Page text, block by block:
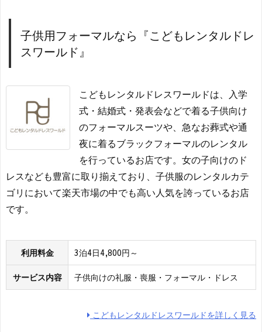
子供用フォーマルなら『こどもレンタルドレ
スワールド』
こどもレンタルドレスワールドは、入学
式・結婚式・発表会などで着る子供向け
のフォーマルスーツや、急なお葬式や通
夜に着るブラックフォーマルのレンタル
を行っているお店です。女の子向けのド
レスなども豊富に取り揃えており、子供服のレンタルカテ
ゴリにおいて楽天市場の中でも高い人気を誇っているお店
です。
利用料金 3泊4日4,800円～
サービス内容 子供向けの礼服・喪服・フォーマル・ドレス
こどもレンタルドレスワールドを詳しく見る